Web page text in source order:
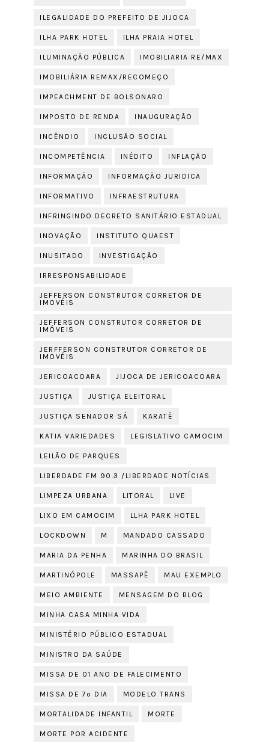
ILEGALIDADE DO PREFEITO DE JIJOCA
ILHA PARK HOTEL ILHA PRAIA HOTEL
ILUMINAÇÃO PÚBLICA IMOBILIARIA RE/MAX
IMOBILIÁRIA REMAX/RECOMEÇO
IMPEACHMENT DE BOLSONARO
IMPOSTO DE RENDA INAUGURAÇÃO
INCÊNDIO INCLUSÃO SOCIAL
INCOMPETÊNCIA INÉDITO INFLAÇÃO
INFORMAÇÃO INFORMAÇÃO JURIDICA
INFORMATIVO INFRAESTRUTURA
INFRINGINDO DECRETO SANITÁRIO ESTADUAL
INOVAÇÃO INSTITUTO QUAEST
INUSITADO INVESTIGAÇÃO
IRRESPONSABILIDADE
JEFFERSON CONSTRUTOR CORRETOR DE
IMOVÉIS
JEFFERSON CONSTRUTOR CORRETOR DE
IMÓVEIS
JERFFERSON CONSTRUTOR CORRETOR DE
IMOVÉIS
JERICOACOARA JIJOCA DE JERICOACOARA
JUSTIÇA JUSTIÇA ELEITORAL
JUSTIÇA SENADOR SÁ KARATÊ
KATIA VARIEDADES LEGISLATIVO CAMOCIM
LEILÃO DE PARQUES
LIBERDADE FM 90.3 /LIBERDADE NOTÍCIAS
LIMPEZA URBANA LITORAL LIVE
LIXO EM CAMOCIM LLHA PARK HOTEL
LOCKDOWN M MANDADO CASSADO
MARIA DA PENHA MARINHA DO BRASIL
MARTINÓPOLE MASSAPÊ MAU EXEMPLO
MEIO AMBIENTE MENSAGEM DO BLOG
MINHA CASA MINHA VIDA
MINISTÉRIO PÚBLICO ESTADUAL
MINISTRO DA SAÚDE
MISSA DE 01 ANO DE FALECIMENTO
MISSA DE 7º DIA MODELO TRANS
MORTALIDADE INFANTIL MORTE
MORTE POR ACIDENTE